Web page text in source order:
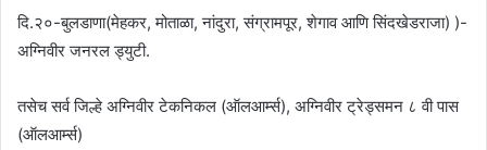
दि.२०-बुलडाणा(मेहकर, मोताळा, नांदुरा, संग्रामपूर, शेगाव आणि सिंदखेडराजा) )-
अग्निवीर जनरल ड्युटी.
तसेच सर्व जिल्हे अग्निवीर टेकनिकल (ऑलआर्म्स), अग्निवीर ट्रेड्समन ८ वी पास
(ऑलआर्म्स)